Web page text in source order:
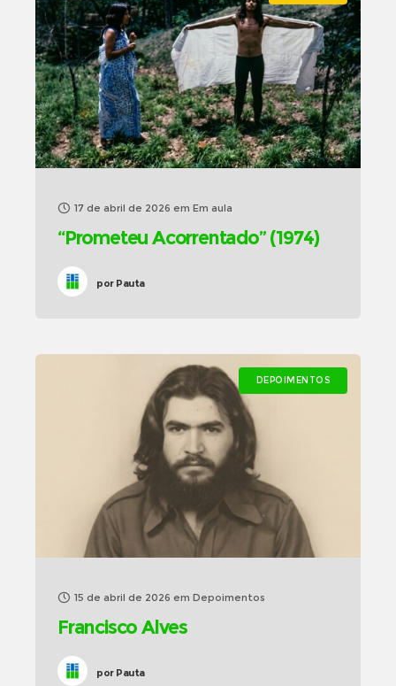
17 de abril de 2026 em Em aula
“Prometeu Acorrentado” (1974)
porPauta
DEPOIMENTOS
15 de abril de 2026 em Depoimentos
Francisco Alves
porPauta